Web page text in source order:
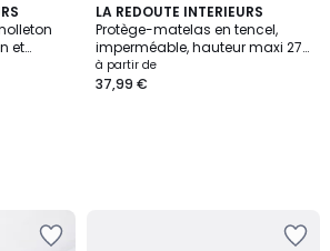
et
cm
LA REDOUTE INTERIEURS
Protège-matelas en tencel,
imperméable, hauteur maxi 27
cm
à partir de
37,99 €